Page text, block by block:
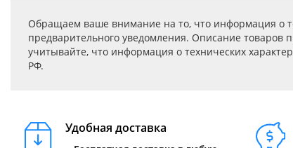
Обращаем ваше внимание на то, что информация о
предварительного уведомления. Описание
учитывайте, что информация о технических
РФ.
Удобная доставка